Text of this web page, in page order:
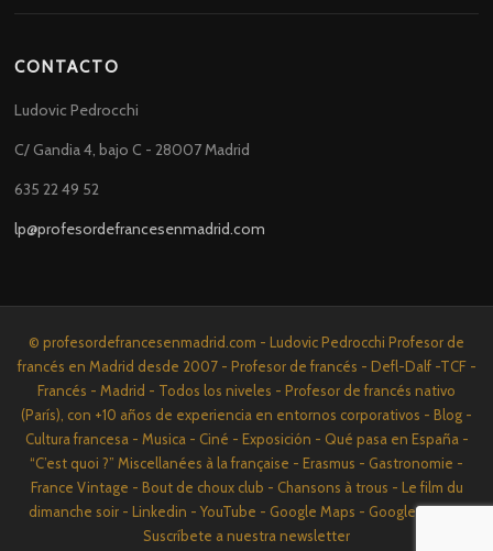
CONTACTO
Ludovic Pedrocchi
C/ Gandia 4, bajo C - 28007 Madrid
635 22 49 52
lp@profesordefrancesenmadrid.com
© profesordefrancesenmadrid.com - Ludovic Pedrocchi Profesor de
francés en Madrid desde 2007 - Profesor de francés - Defl-Dalf -TCF -
Francés - Madrid - Todos los niveles - Profesor de francés nativo
(París), con +10 años de experiencia en entornos corporativos - Blog -
Cultura francesa - Musica - Ciné - Exposición - Qué pasa en España -
“C’est quoi ?” Miscellanées à la française - Erasmus - Gastronomie -
France Vintage - Bout de choux club - Chansons à trous - Le film du
dimanche soir - Linkedin - YouTube - Google Maps - Google News -
Suscríbete a nuestra newsletter